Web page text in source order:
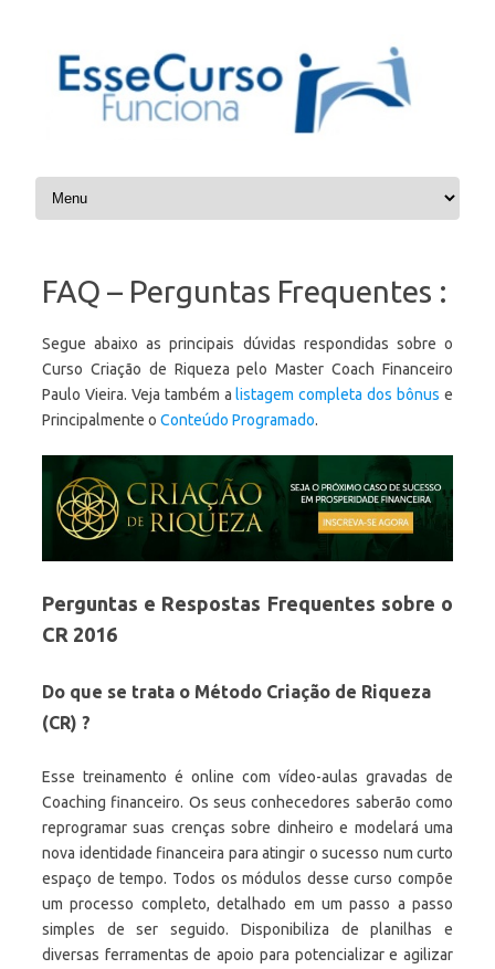
Skip to content
FAQ – Perguntas Frequentes :
Segue abaixo as principais dúvidas respondidas sobre o
Curso Criação de Riqueza pelo Master Coach Financeiro
Paulo Vieira. Veja também alistagem completa dos bônus e
Principalmente o Conteúdo Programado.
Perguntas e Respostas Frequentes sobre o
CR 2016
Do que se trata o Método Criação de Riqueza
(CR) ?
Esse treinamento é online com vídeo-aulas gravadas de
Coaching financeiro. Os seus conhecedores saberão como
reprogramar suas crenças sobre dinheiro e modelará uma
nova identidade financeira para atingir o sucesso num curto
espaço de tempo. Todos os módulos desse curso compõe
um processo completo, detalhado em um passo a passo
simples de ser seguido. Disponibiliza de planilhas e
diversas ferramentas de apoio para potencializar e agilizar